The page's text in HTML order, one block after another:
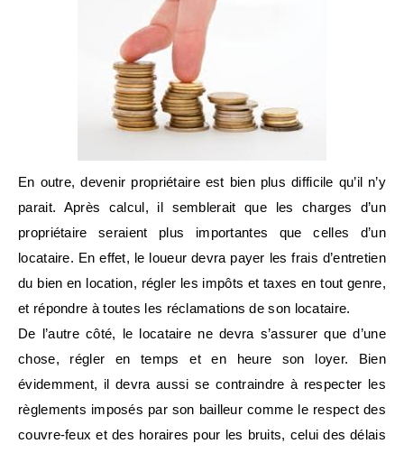
En outre, devenir propriétaire est bien plus difficile qu’il n’y
parait. Après calcul, il semblerait que les charges d’un
propriétaire seraient plus importantes que celles d’un
locataire. En effet, le loueur devra payer les frais d’entretien
du bien en location, régler les impôts et taxes en tout genre,
et répondre à toutes les réclamations de son locataire.
De l’autre côté, le locataire ne devra s’assurer que d’une
chose, régler en temps et en heure son loyer. Bien
évidemment, il devra aussi se contraindre à respecter les
règlements imposés par son bailleur comme le respect des
couvre-feux et des horaires pour les bruits, celui des délais